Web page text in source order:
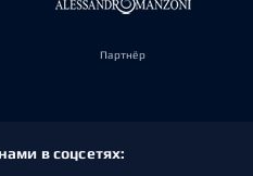
Партнёр
в соцсетях: